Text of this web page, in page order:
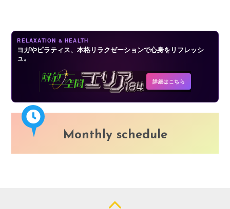
RELAXATION & HEALTH
ヨガやピラティス、本格リラクゼーションで心身をリフレッシ
ュ。
詳細はこちら
Monthly schedule